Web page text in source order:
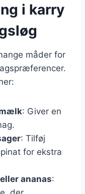
i karry
måder for
: Giver en
: Tilføj
for ekstra
ananas: